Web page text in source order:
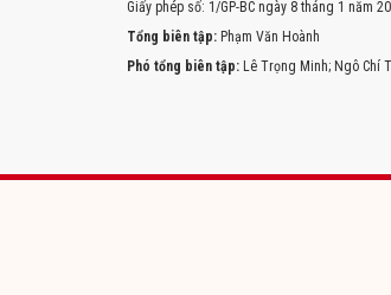
Giấy phép số: 1/GP-BC ngày 8 tháng 1 năm
Tổng biên tập: Phạm Văn Hoành
Phó tổng biên tập: Lê Trọng Minh; Ngô Chí